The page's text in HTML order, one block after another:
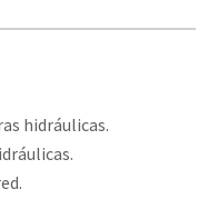
hidráulicas.